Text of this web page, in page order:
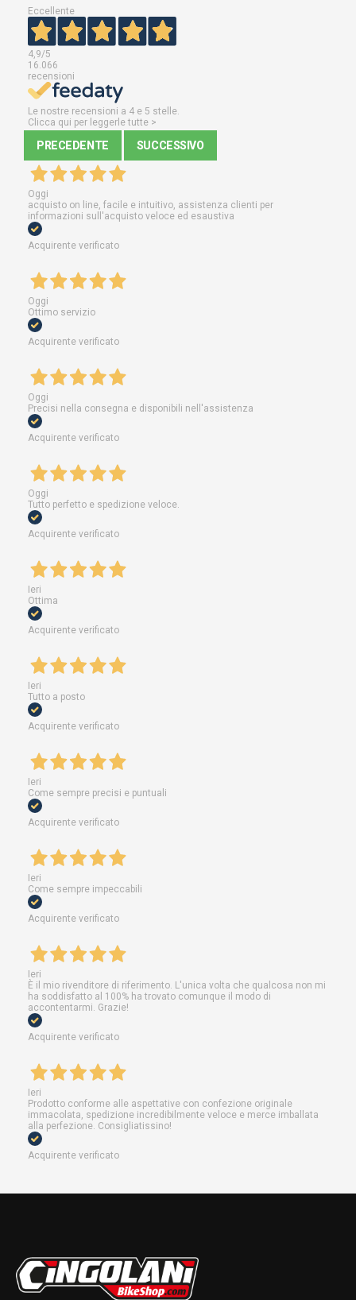
Eccellente
4,9/5
16.066
recensioni
Le nostre recensioni a 4 e 5 stelle.
Clicca qui per leggerle tutte >
PRECEDENTE SUCCESSIVO
Oggi
acquisto on line, facile e intuitivo, assistenza clienti per
informazioni sull'acquisto veloce ed esaustiva
Acquirente verificato
Oggi
Ottimo servizio
Acquirente verificato
Oggi
Precisi nella consegna e disponibili nell'assistenza
Acquirente verificato
Oggi
Tutto perfetto e spedizione veloce.
Acquirente verificato
Ieri
Ottima
Acquirente verificato
Ieri
Tutto a posto
Acquirente verificato
Ieri
Come sempre precisi e puntuali
Acquirente verificato
Ieri
Come sempre impeccabili
Acquirente verificato
Ieri
È il mio rivenditore di riferimento. L'unica volta che qualcosa non mi
ha soddisfatto al 100% ha trovato comunque il modo di
accontentarmi. Grazie!
Acquirente verificato
Ieri
Prodotto conforme alle aspettative con confezione originale
immacolata, spedizione incredibilmente veloce e merce imballata
alla perfezione. Consigliatissino!
Acquirente verificato